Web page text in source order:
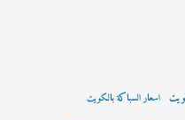
اسعار السباكة بالكويت